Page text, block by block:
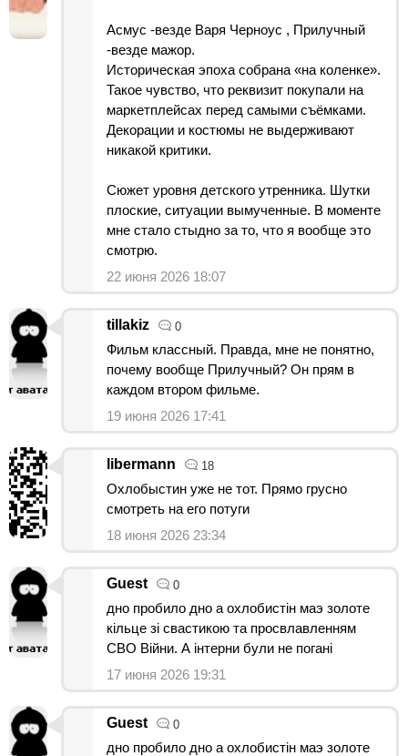
Асмус -везде Варя Черноус , Прилучный
-везде мажор.
Историческая эпоха собрана «на коленке».
Такое чувство, что реквизит покупали на
маркетплейсах перед самыми съёмками.
Декорации и костюмы не выдерживают
никакой критики.
Сюжет уровня детского утренника. Шутки
плоские, ситуации вымученные. В моменте
мне стало стыдно за то, что я вообще это
смотрю.
22 июня 2026 18:07
tillakiz 0
Фильм классный. Правда, мне не понятно,
почему вообще Прилучный? Он прям в
каждом втором фильме.
19 июня 2026 17:41
libermann 18
Охлобыстин уже не тот. Прямо грусно
смотреть на его потуги
18 июня 2026 23:34
Guest 0
дно пробило дно а охлобистін маэ золоте
кільце зі свастикою та просвлавленням
СВО Війни. А інтерни були не погані
17 июня 2026 19:31
Guest 0
дно пробило дно а охлобистін маэ золоте